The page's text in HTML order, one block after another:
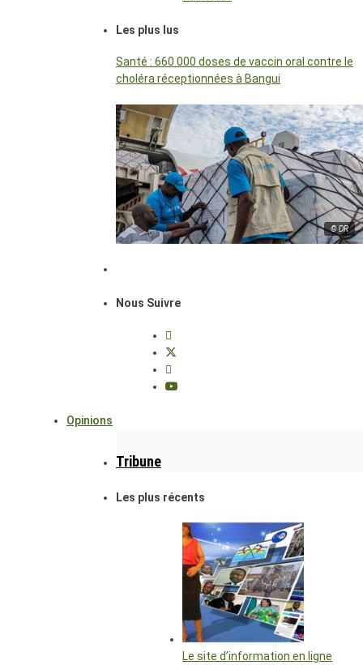
Les plus lus
Santé : 660 000 doses de vaccin oral contre le
choléra réceptionnées à Bangui
© DR
Nous Suivre
Opinions
Tribune
Les plus récents
Le site d’information en ligne